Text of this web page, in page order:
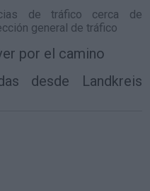
de tráfico cerca de
general de tráfico
por el camino
desde Landkreis